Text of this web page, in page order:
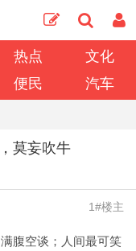
热点
文化
便民 汽车
莫妄吹牛
1#楼主
腹空谈；人间最可笑